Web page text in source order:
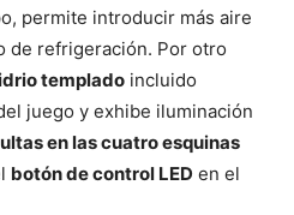
permite introducir más aire
de refrigeración. Por otro
templado incluido
juego y exhibe iluminación
en las cuatro esquinas
botón de control LED en el